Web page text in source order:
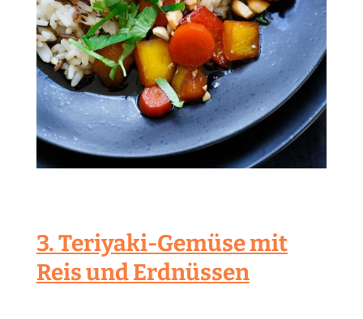
3. Teriyaki-Gemüse mit
Reis und Erdnüssen